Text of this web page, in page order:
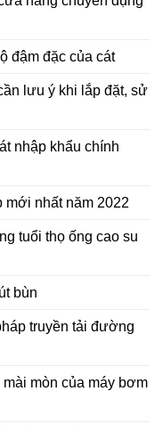
đậm đặc của cát
lưu ý khi lắp đặt, sử
nhập khẩu chính
mới nhất năm 2022
tuổi thọ ống cao su
bùn
truyền tải đường
mòn của máy bơm